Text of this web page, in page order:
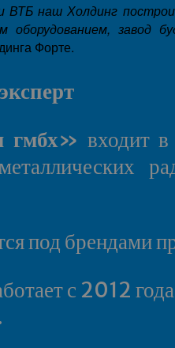
ВТБ наш Холдинг
оборудованием, завод
Форте.
гмбх» входит в
под брендами
с 2012